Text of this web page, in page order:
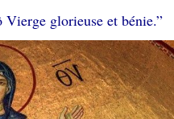
glorieuse et bénie.”